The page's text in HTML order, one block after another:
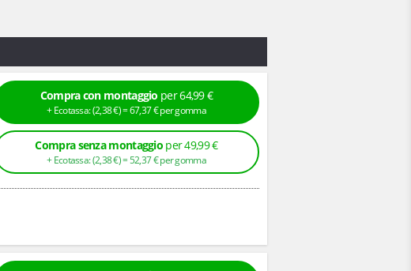
Compra con montaggio per 64,99 €
+ Ecotassa: (2,38€ ) =67,37€per gomma
Compra senza montaggio per 49,99 €
+ Ecotassa: (2,38€ ) =52,37€per gomma